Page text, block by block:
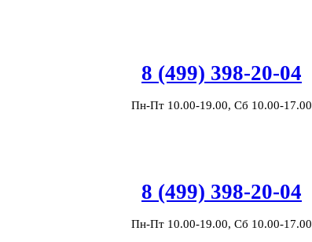
8 (499) 398-20-04
Пн-Пт 10.00-19.00, Сб 10.00-17.00
8 (499) 398-20-04
Пн-Пт 10.00-19.00, Сб 10.00-17.00